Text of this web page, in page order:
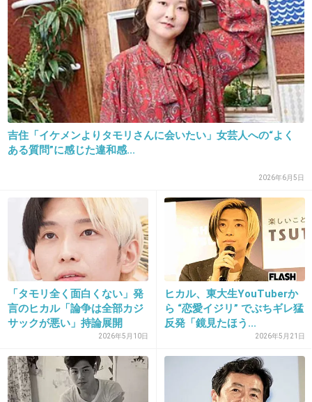
+42 -8
28. 匿名2013/05/28(火) 16:21:22
絶対不正が行われてるって爆笑問題とか千原Jr
が言ったら洒落にならなかったろうけど
タモリさんだとただ笑えてしまうのが不思議。
29. 匿名 2013/05/28(火) 16:27:04
タモリさん、鼻ニンニクも可愛くないですよ。
+134 -3
2013/05/28(火) 16:27:56
調子乗ってないと思う。さしこの努力の結果だよ＾＾
吉住「イケメンよりタモリさんに会いたい」女芸人への“よく
ある質問”に感じた違和感...
2026年6月5日
「タモリ全く面白くない」発
言のヒカル「論争は全部カジ
サックが悪い」持論展開
2026年5月10日
ヒカル、東大生YouTuberか
ら “恋愛イジリ” でぶちギレ猛
反発「鏡見たほう...
2026年5月21日